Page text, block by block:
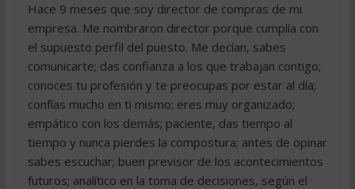
Hace 9 meses que soy director de compras de mi
empresa. Me nombraron director porque cumplía con
el supuesto perfil del puesto. Me decían, sabes
comunicarte; das confianza a los que trabajan contigo;
conoces tu profesión y te preocupas por estar al día;
confías mucho en ti mismo; eres muy organizado;
empático con los demás; paciente, das tiempo al
tiempo y nunca pierdes la compostura; antes de opinar
sabes escuchar; buen previsor de los acontecimientos
futuros; analítico en la toma de decisiones, según el